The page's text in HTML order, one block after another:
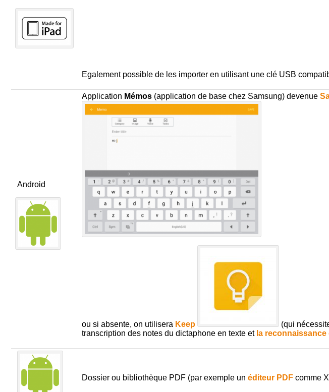
Egalement possible de les importer en utilisant une clé USB
Android
Application Mémos(application de base chez Samsung) devenue
ou si absente, on utilisera Keep
(qui
transcription des notes du dictaphone en texte et la
Dossier ou bibliothèque PDF (par exemple un éditeur PDFcomme